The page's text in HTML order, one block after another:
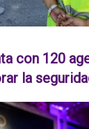
con 120
la